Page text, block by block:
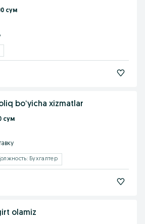
сум
boʻyicha xizmatlar
сум
Бухгалтер
olamiz